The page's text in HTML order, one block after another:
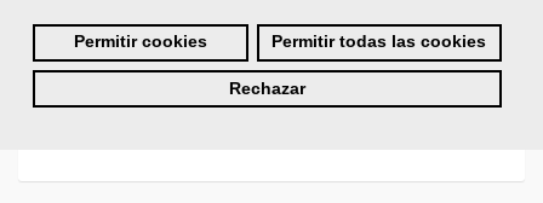
Permitir cookies Permitir todas las cookies
Rechazar
¿No recuerdas tu nombre de usuario o contraseña?